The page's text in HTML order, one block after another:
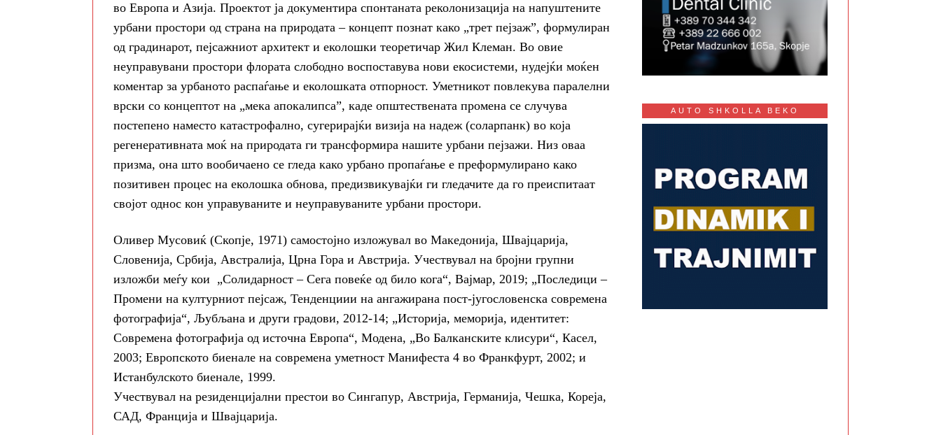
во Европа и Азија. Проектот ја документира спонтаната реколонизација на напуштените
урбани простори од страна на природата – концепт познат како „трет пејзаж”, формулиран
од градинарот, пејсажниот архитект и еколошки теоретичар Жил Клеман. Во овие
неуправувани простори флората слободно воспоставува нови екосистеми, нудејќи моќен
коментар за урбаното распаѓање и еколошката отпорност. Уметникот повлекува паралелни
врски со концептот на „мека апокалипса”, каде општествената промена се случува
постепено наместо катастрофално, сугерирајќи визија на надеж (соларпанк) во која
регенеративната моќ на природата ги трансформира нашите урбани пејзажи. Низ оваа
призма, она што вообичаено се гледа како урбано пропаѓање е преформулирано како
позитивен процес на еколошка обнова, предизвикувајќи ги гледачите да го преиспитаат
својот однос кон управуваните и неуправуваните урбани простори.
Оливер Мусовиќ (Скопје, 1971) самостојно изложувал во Македонија, Швајцарија,
Словенија, Србија, Австралија, Црна Гора и Австрија. Учествувал на бројни групни
изложби меѓу кои „Солидарност – Сега повеќе од било кога“, Вајмар, 2019; „Последици –
Промени на културниот пејсаж, Тенденциии на ангажирана пост-југословенска современа
фотографија“, Љубљана и други градови, 2012-14; „Историја, меморија, идентитет:
Современа фотографија од источна Европа“, Модена, „Во Балканските клисури“, Касел,
2003; Европското биенале на современа уметност Манифеста 4 во Франкфурт, 2002; и
Истанбулското биенале, 1999.
Учествувал на резиденцијални престои во Сингапур, Австрија, Германија, Чешка, Кореја,
САД, Франција и Швајцарија.
AUTO SHKOLLA BEKO